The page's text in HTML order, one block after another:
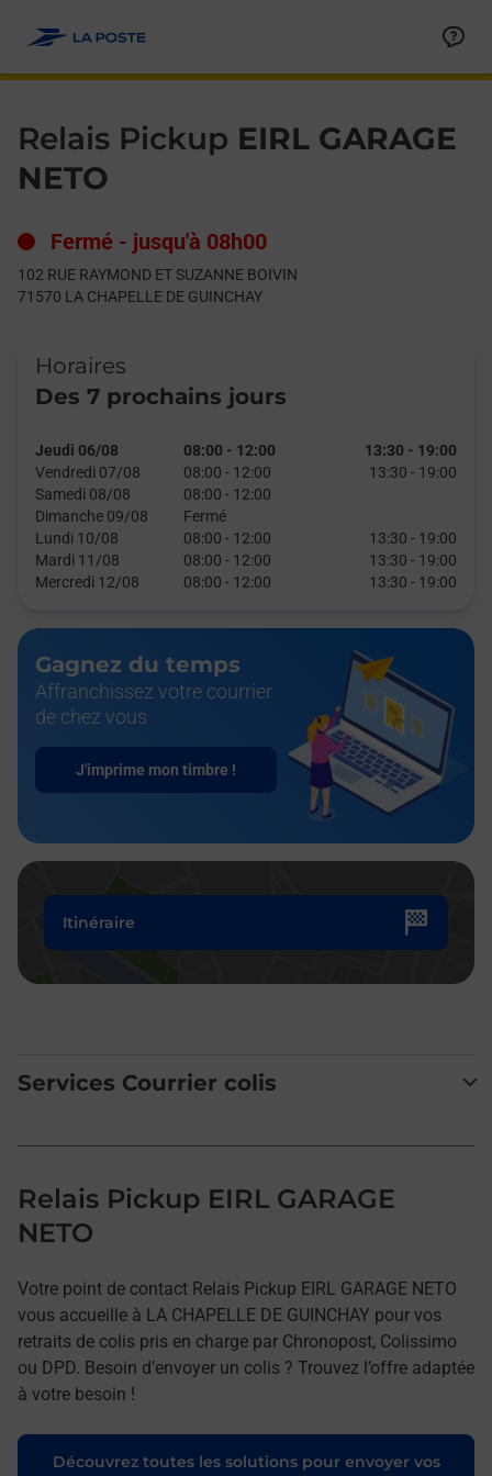
Relais Pickup EIRL GARAGE
NETO
Fermé - jusqu'à 08h00
102 RUE RAYMOND ET SUZANNE BOIVIN
71570 LA CHAPELLE DE GUINCHAY
Horaires
Des 7 prochains jours
Jeudi 06/08 08:00 - 12:00 13:30 - 19:00
Vendredi 07/08
08:00 - 12:00 13:30 - 19:00
Samedi 08/08
08:00 - 12:00
Dimanche 09/08
Fermé
Lundi 10/08
08:00 - 12:00 13:30 - 19:00
Mardi 11/08
08:00 - 12:00 13:30 - 19:00
Mercredi 12/08
08:00 - 12:00 13:30 - 19:00
Gagnez du temps
Affranchissez votre courrier
de chez vous
J'imprime mon timbre !
Itinéraire
Services Courrier colis
Relais Pickup EIRL GARAGE
NETO
Votre point de contact Relais Pickup EIRL GARAGE NETO
vous accueille à LA CHAPELLE DE GUINCHAY pour vos
retraits de colis pris en charge par Chronopost, Colissimo
ou DPD. Besoin d’envoyer un colis ? Trouvez l’offre adaptée
à votre besoin !
Découvrez toutes les solutions pour envoyer vos